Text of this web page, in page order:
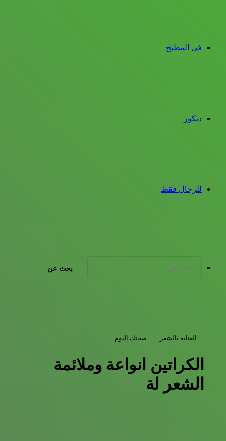
فى المطبخ
ديكور
للرجال فقط
بحث عن
العناية بالشعر صحتك اليوم
الكراتين انواعة وملائمة
الشعر لة